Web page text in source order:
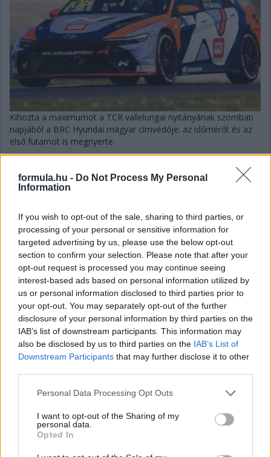
formula.hu - Do Not Process My Personal
Information
If you wish to opt-out of the sale, sharing to third parties, or
processing of your personal or sensitive information for
targeted advertising by us, please use the below opt-out
section to confirm your selection. Please note that after your
opt-out request is processed you may continue seeing
interest-based ads based on personal information utilized by
us or personal information disclosed to third parties prior to
your opt-out. You may separately opt-out of the further
disclosure of your personal information by third parties on the
IAB’s list of downstream participants. This information may
also be disclosed by us to third parties on the IAB’s List of
Downstream Participants that may further disclose it to other
Please note that this website/app uses one or more Google
not limited to your visit or usage behaviour. You may click to
grant or deny consent to Google and its third-party tags to
use your data for below specified purposes in below Google
consent section.
Personal Data Processing Opt Outs
I want to opt-out of the Sharing of my
personal data.
Opted In
Kihozta a maximumot a TCR vallelungai nyitányának szombati
napjából a BRC Hyundai magyar címvédője: az időmérőt és az
első futamot is megnyerte.
részletek
2023. november 19. vasárnap, 04:17
Michelisz Norbert a TCR World Tour bajnoka!
A biztonságos nyolcadik helyen futott be a második makaói
nemzetközi túraautózás csúcsára a BRC Hyundai magyarja.
részletek